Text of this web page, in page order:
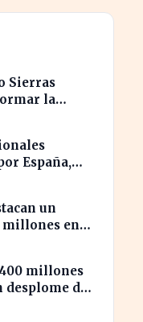
Sierras
la
España,
un
millones en
millones
desplome del